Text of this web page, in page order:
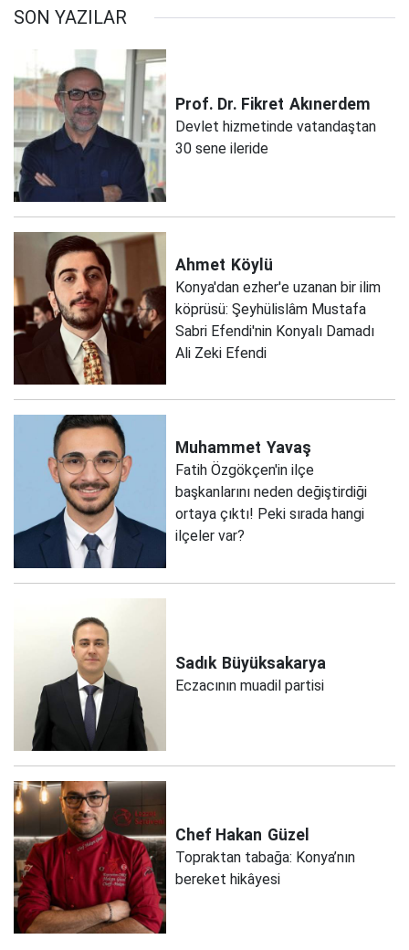
SON YAZILAR
Prof. Dr. Fikret Akınerdem
Devlet hizmetinde vatandaştan
30 sene ileride
Ahmet Köylü
Konya'dan ezher'e uzanan bir ilim
köprüsü: Şeyhülislâm Mustafa
Sabri Efendi'nin Konyalı Damadı
Ali Zeki Efendi
Muhammet Yavaş
Fatih Özgökçen'in ilçe
başkanlarını neden değiştirdiği
ortaya çıktı! Peki sırada hangi
ilçeler var?
Sadık Büyüksakarya
Eczacının muadil partisi
Chef Hakan Güzel
Topraktan tabağa: Konya’nın
bereket hikâyesi